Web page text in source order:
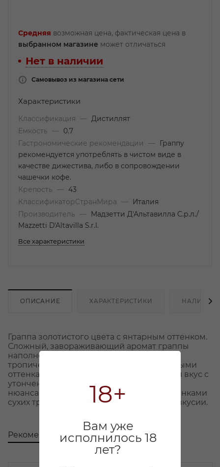
18+
Вам уже
исполнилось 18
лет?
Средняя возможная цена, фактическая цена в
выбранном магазине может отличаться
Нет в наличии
Самовывоз из магазина сети
Характеристики
Классификация —
Дистиллят
Емкость
—
0.7
Гастрономические рекомендации
—
Граппу
рекомендуется употреблять в чистом виде в
качестве дижестива, либо в сопровождении
чашечки кофе.
Крепость
— 43
КлассификаторСтранМира
—
Италия
Производитель
—
Мадзетти Д'Альтавилла С.р.л./
Mazzetti D'Altavilla S.r.l.
Все характеристики
ОПИСАНИЕ ХАРАКТЕРИСТИКИ НАЛИЧИЕ
Граппа золотистого цвета с янтарным оттенком.
Сложный, завораживающий аромат граппы
наполнен тонами персика, абрикоса,
тропических фруктов и тонкими цветочными
оттенками. У граппы мягкий, бархатистый вкус с
утонченной структурой, изысканными
нюансами спелого винограда и дуба, оттенками
сухих трав в теплом, экзотическом послевкусии.
Рекомендуем С этим товаром покупают